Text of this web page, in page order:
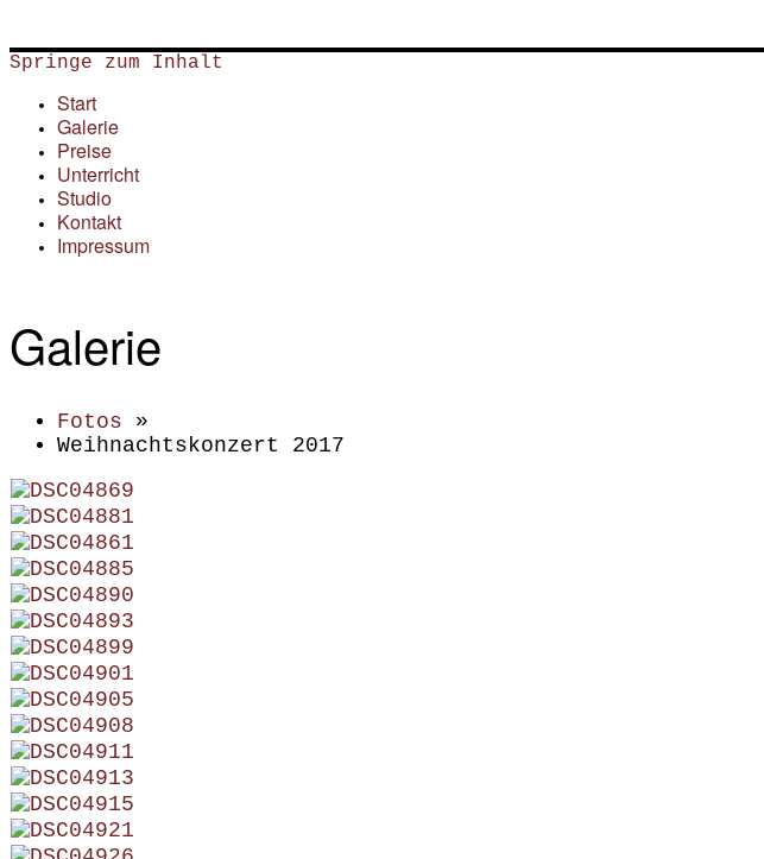
Springe zum Inhalt
Start
Galerie
Preise
Unterricht
Studio
Kontakt
Impressum
Galerie
Fotos
»
Weihnachtskonzert 2017